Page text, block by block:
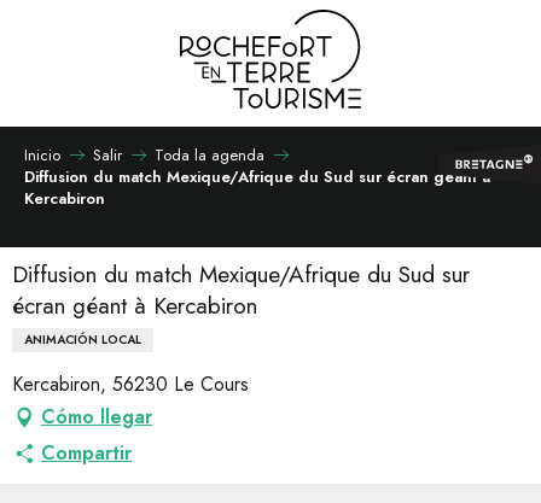
Inicio Salir
Toda la agenda
Diffusion du match Mexique/Afrique du Sud sur écran géant à
Kercabiron
Diffusion du match Mexique/Afrique du Sud sur
écran géant à Kercabiron
ANIMACIÓN LOCAL
Kercabiron, 56230 Le Cours
Cómo llegar
Compartir